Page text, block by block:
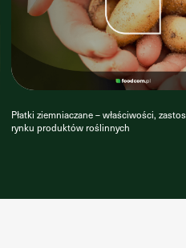
Płatki ziemniaczane – właściwości,
rynku produktów roślinnych